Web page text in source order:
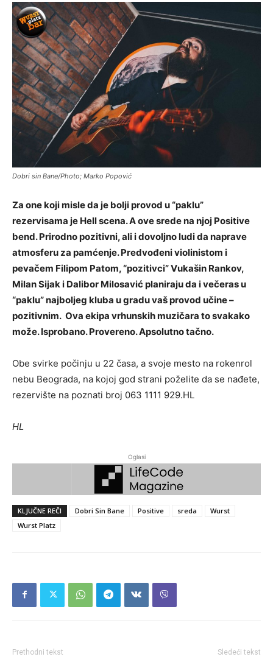
Dobri sin Bane/Photo; Marko Popović
Za one koji misle da je bolji provod u “paklu”
rezervisama je Hell scena. A ove srede na njoj Positive
bend. Prirodno pozitivni, ali i dovoljno ludi da naprave
atmosferu za pamćenje. Predvođeni violinistom i
pevačem Filipom Patom, “pozitivci” Vukašin Rankov,
Milan Sijak i Dalibor Milosavić planiraju da i večeras u
“paklu” najboljeg kluba u gradu vaš provod učine –
pozitivnim. Ova ekipa vrhunskih muzičara to svakako
može. Isprobano. Provereno. Apsolutno tačno.
Obe svirke počinju u 22 časa, a svoje mesto na rokenrol
nebu Beograda, na kojoj god strani poželite da se nađete,
rezervište na poznati broj 063 1111 929.HL
HL
Oglasi
KLJUČNE REČI Dobri Sin Bane Positive sreda
Wurst
Wurst Platz
Prethodni tekst Sledeći tekst